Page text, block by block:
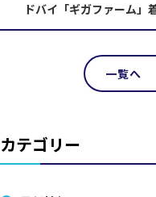
一覧へ
カテゴリー